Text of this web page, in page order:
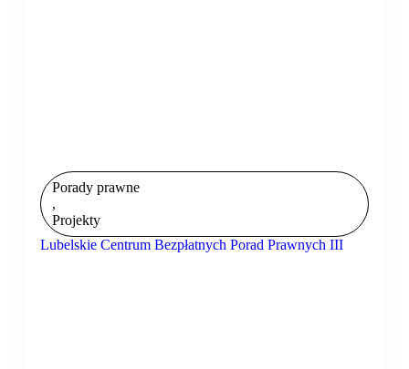
Porady prawne
,
Projekty
Lubelskie Centrum Bezpłatnych Porad Prawnych III